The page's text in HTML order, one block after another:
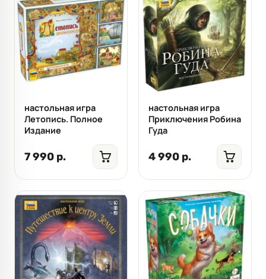
настольная игра
Летопись. Полное
Издание
7 990 р.
настольная игра
Приключения Робина
Гуда
4 990 р.